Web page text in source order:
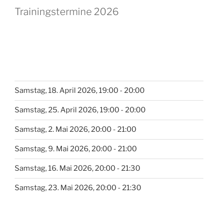
Trainingstermine 2026
Samstag, 18. April 2026, 19:00 - 20:00
Samstag, 25. April 2026, 19:00 - 20:00
Samstag, 2. Mai 2026, 20:00 - 21:00
Samstag, 9. Mai 2026, 20:00 - 21:00
Samstag, 16. Mai 2026, 20:00 - 21:30
Samstag, 23. Mai 2026, 20:00 - 21:30